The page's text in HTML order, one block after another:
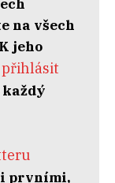
na všech
jeho
přihlásit
každý
prvními,